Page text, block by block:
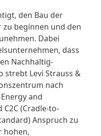
den Bau der
zu beginnen und den
Dabei
dass
Nachhaltig-
strebt Levi Strauss &
nach
and
(Cradle-to-
Anspruch zu
hohen,